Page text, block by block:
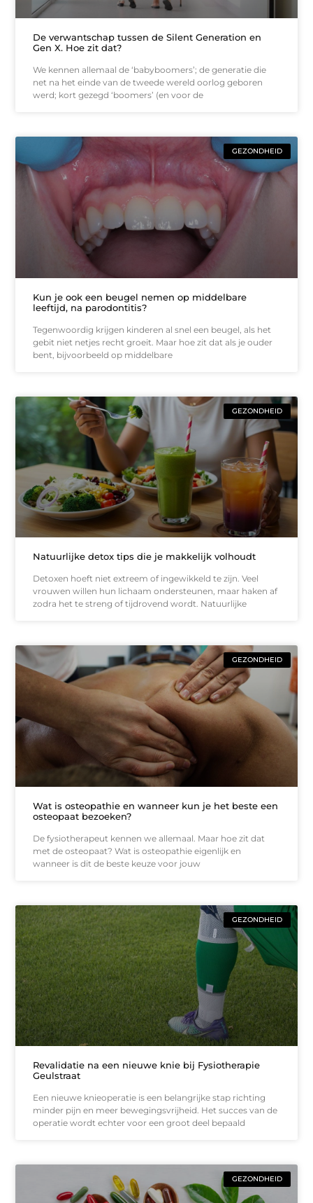
De verwantschap tussen de Silent Generation en
Gen X. Hoe zit dat?
We kennen allemaal de ‘babyboomers’; de generatie die
net na het einde van de tweede wereld oorlog geboren
werd; kort gezegd ‘boomers’ (en voor de
GEZONDHEID
Kun je ook een beugel nemen op middelbare
leeftijd, na parodontitis?
Tegenwoordig krijgen kinderen al snel een beugel, als het
gebit niet netjes recht groeit. Maar hoe zit dat als je ouder
bent, bijvoorbeeld op middelbare
GEZONDHEID
Natuurlijke detox tips die je makkelijk volhoudt
Detoxen hoeft niet extreem of ingewikkeld te zijn. Veel
vrouwen willen hun lichaam ondersteunen, maar haken af
zodra het te streng of tijdrovend wordt. Natuurlijke
GEZONDHEID
Wat is osteopathie en wanneer kun je het beste een
osteopaat bezoeken?
De fysiotherapeut kennen we allemaal. Maar hoe zit dat
met de osteopaat? Wat is osteopathie eigenlijk en
wanneer is dit de beste keuze voor jouw
GEZONDHEID
Revalidatie na een nieuwe knie bij Fysiotherapie
Geulstraat
Een nieuwe knieoperatie is een belangrijke stap richting
minder pijn en meer bewegingsvrijheid. Het succes van de
operatie wordt echter voor een groot deel bepaald
GEZONDHEID